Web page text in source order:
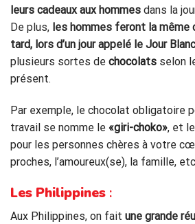
leurs cadeaux aux hommes dans la
De plus, les hommes feront la même
tard, lors d’un jour appelé le Jour Blanc
plusieurs sortes de chocolats selon
présent.
Par exemple, le chocolat obligatoire
travail se nomme le «giri-choko», et le
pour les personnes chères à votre
proches, l’amoureux(se), la famille,
Les Philippines :
Aux Philippines, on fait une grande